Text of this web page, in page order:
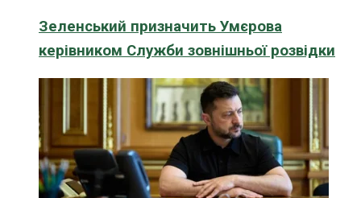
Зеленський призначить Умєрова
керівником Служби зовнішньої розвідки